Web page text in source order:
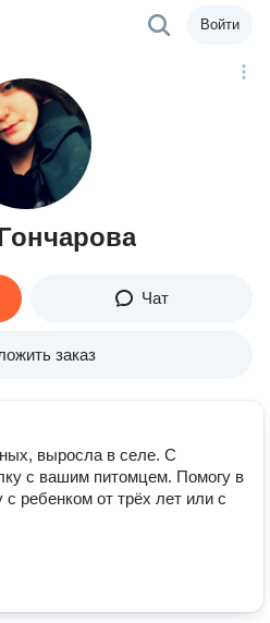
Войти
Чат
заказ
выросла в селе. С
с вашим питомцем. Помогу в
ребенком от трёх лет или с